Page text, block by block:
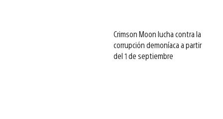
Crimson Moon lucha contra la
corrupción demoníaca a partir
del 1 de septiembre